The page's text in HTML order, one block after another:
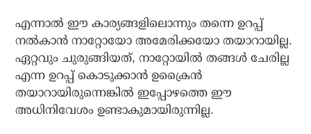
എന്നാല്‍ ഈ കാര്യങ്ങളിലൊന്നും തന്നെ ഉറപ്പ്
നല്‍കാന്‍ നാറ്റോയോ അമേരിക്കയോ തയാറായില്ല.
ഏറ്റവും ചുരുങ്ങിയത്, നാറ്റോയില്‍ തങ്ങള്‍ ചേരില്ല
എന്ന ഉറപ്പ് കൊടുക്കാന്‍ ഉക്രൈന്‍
തയാറായിരുന്നെങ്കില്‍ ഇപ്പോഴത്തെ ഈ
അധിനിവേശം ഉണ്ടാകുമായിരുന്നില്ല.